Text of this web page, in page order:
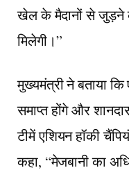
खेल के मैदानों से जुड़ने
मिलेगी।”
मुख्यमंत्री ने बताया
समाप्त होंगे और
टीमें एशियन हॉकी
कहा, “मेजबानी का